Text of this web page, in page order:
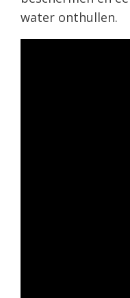
water onthullen.